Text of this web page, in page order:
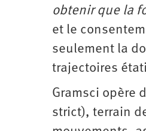
obtenir que la
et le
seulement la
trajectoires
Gramsci opère
strict), terrain